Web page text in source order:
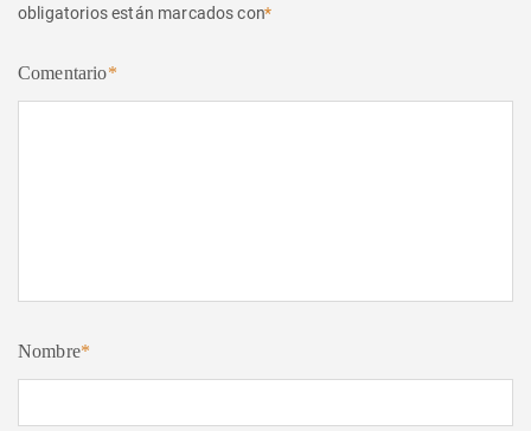
obligatorios están marcados con*
Comentario*
Nombre*